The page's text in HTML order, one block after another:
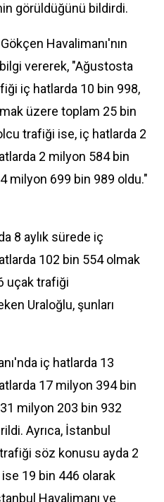
görüldüğünü bildirdi.
Havalimanı'nın
vererek, "Ağustosta
iç hatlarda 10 bin 998,
üzere toplam 25 bin
trafiği ise, iç hatlarda 2
2 milyon 584 bin
milyon 699 bin 989 oldu."
8 aylık sürede iç
102 bin 554 olmak
uçak trafiği
Uraloğlu, şunları
iç hatlarda 13
17 milyon 394 bin
milyon 203 bin 932
Ayrıca, İstanbul
söz konusu ayda 2
19 bin 446 olarak
Havalimanı ve